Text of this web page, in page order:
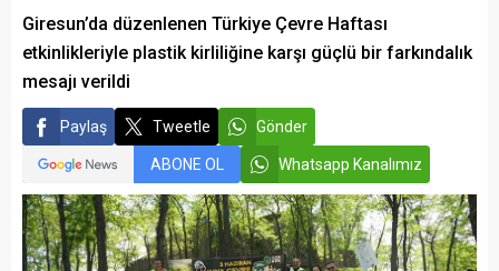
Giresun’da düzenlenen Türkiye Çevre Haftası
etkinlikleriyle plastik kirliliğine karşı güçlü bir farkındalık
mesajı verildi
Paylaş Tweetle Gönder
ABONE OL Whatsapp Kanalımız